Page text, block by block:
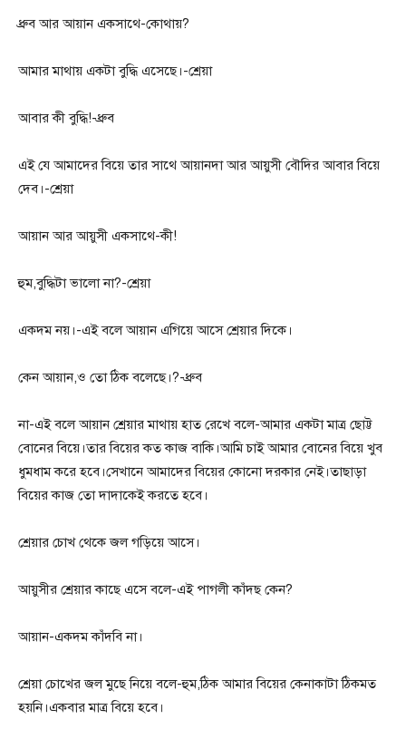
ধ্রুব আর আয়ান একসাথে-কোথায়?
আমার মাথায় একটা বুদ্ধি এসেছে।-শ্রেয়া
আবার কী বুদ্ধি!-ধ্রুব
এই যে আমাদের বিয়ে তার সাথে আয়ানদা আর আয়ুসী বৌদির আবার বিয়ে
দেব।-শ্রেয়া
আয়ান আর আয়ুসী একসাথে-কী!
হুম,বুদ্ধিটা ভালো না?-শ্রেয়া
একদম নয়।-এই বলে আয়ান এগিয়ে আসে শ্রেয়ার দিকে।
কেন আয়ান,ও তো ঠিক বলেছে।?-ধ্রুব
না-এই বলে আয়ান শ্রেয়ার মাথায় হাত রেখে বলে-আমার একটা মাত্র ছোট্ট
বোনের বিয়ে।তার বিয়ের কত কাজ বাকি।আমি চাই আমার বোনের বিয়ে খুব
ধুমধাম করে হবে।সেখানে আমাদের বিয়ের কোনো দরকার নেই।তাছাড়া
বিয়ের কাজ তো দাদাকেই করতে হবে।
শ্রেয়ার চোখ থেকে জল গড়িয়ে আসে।
আয়ুসীর শ্রেয়ার কাছে এসে বলে-এই পাগলী কাঁদছ কেন?
আয়ান-একদম কাঁদবি না।
শ্রেয়া চোখের জল মুছে নিয়ে বলে-হুম,ঠিক আমার বিয়ের কেনাকাটা ঠিকমত
হয়নি।একবার মাত্র বিয়ে হবে।